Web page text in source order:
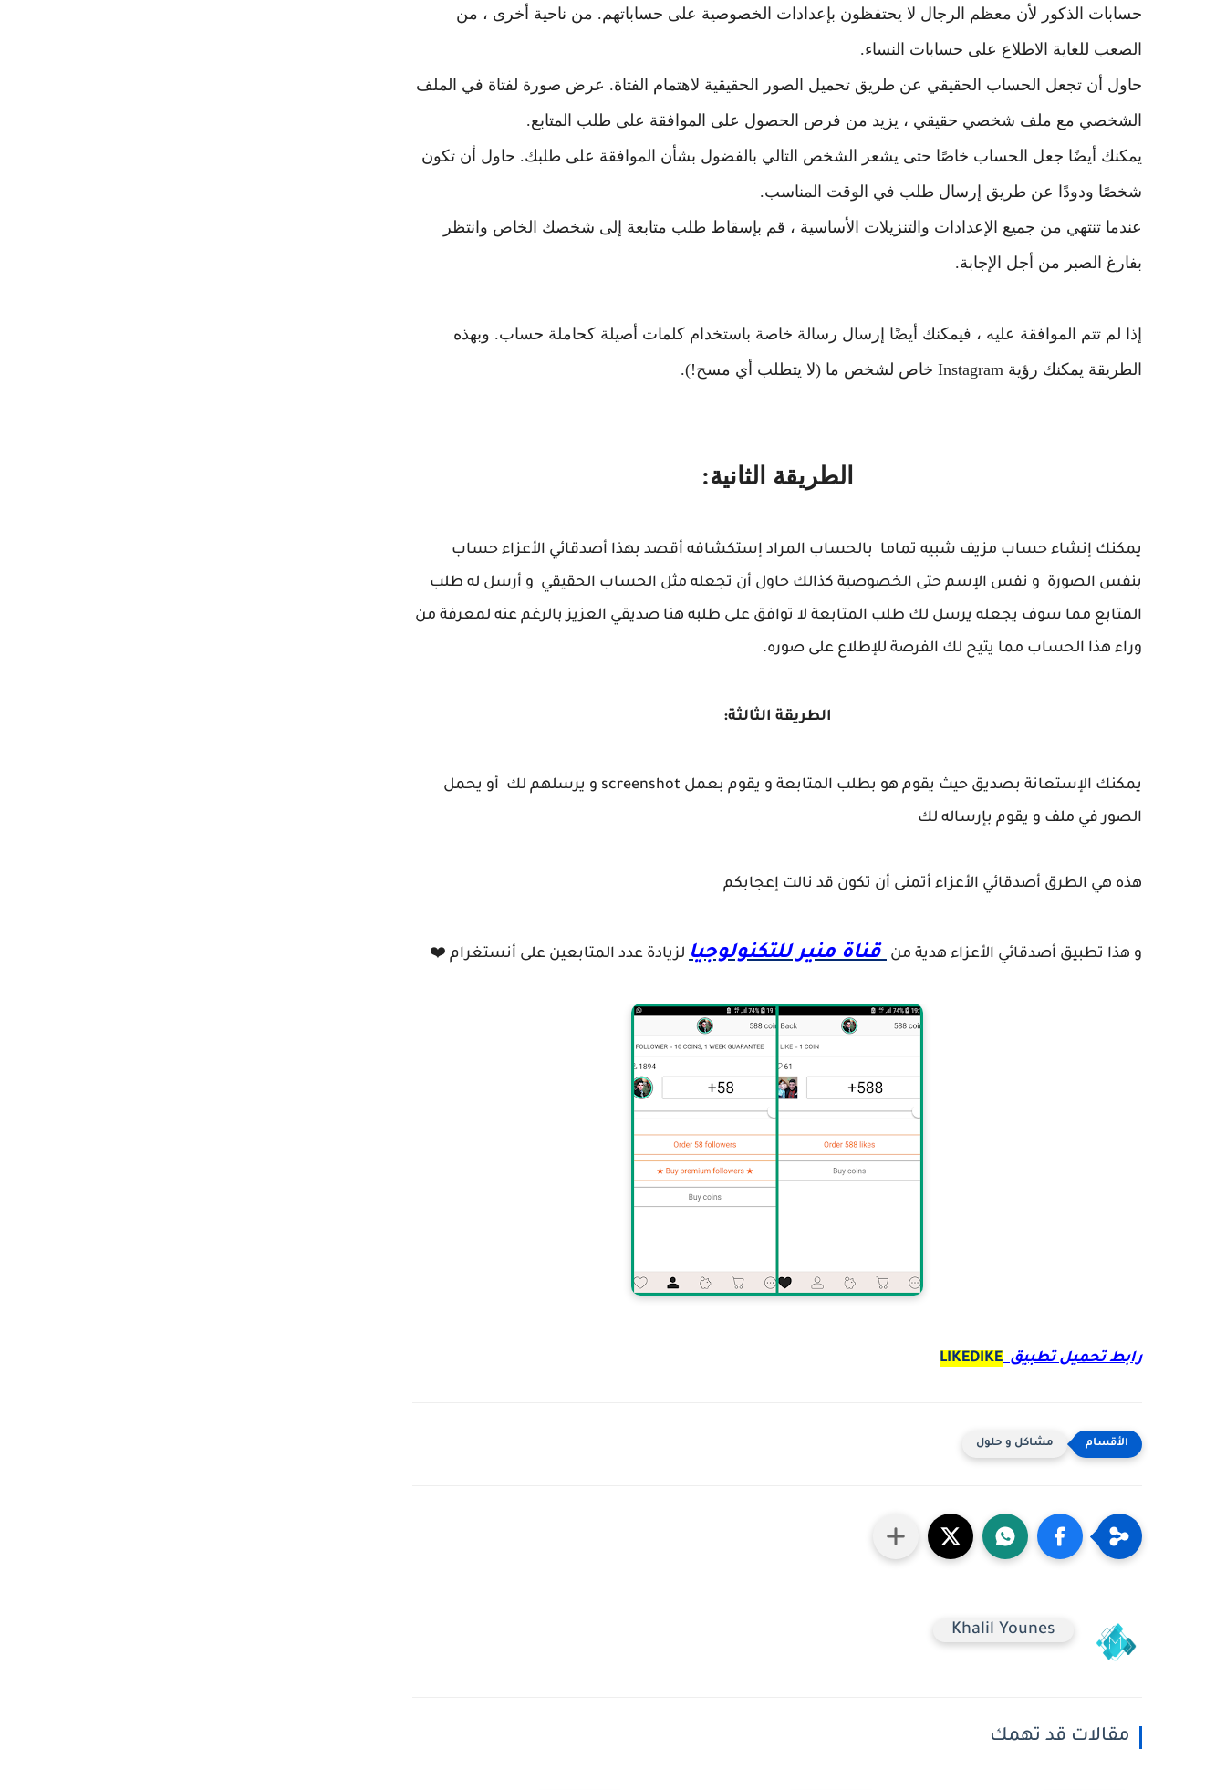
حسابات الذكور لأن معظم الرجال لا يحتفظون بإعدادات الخصوصية على حساباتهم. من ناحية أخرى ، من
الصعب للغاية الاطلاع على حسابات النساء.
حاول أن تجعل الحساب الحقيقي عن طريق تحميل الصور الحقيقية لاهتمام الفتاة. عرض صورة لفتاة في الملف
الشخصي مع ملف شخصي حقيقي ، يزيد من فرص الحصول على الموافقة على طلب المتابع.
يمكنك أيضًا جعل الحساب خاصًا حتى يشعر الشخص التالي بالفضول بشأن الموافقة على طلبك. حاول أن تكون
شخصًا ودودًا عن طريق إرسال طلب في الوقت المناسب.
عندما تنتهي من جميع الإعدادات والتنزيلات الأساسية ، قم بإسقاط طلب متابعة إلى شخصك الخاص وانتظر
بفارغ الصبر من أجل الإجابة.
إذا لم تتم الموافقة عليه ، فيمكنك أيضًا إرسال رسالة خاصة باستخدام كلمات أصيلة كحاملة حساب. وبهذه
الطريقة يمكنك رؤية Instagram خاص لشخص ما (لا يتطلب أي مسح!).
الطريقة الثانية:
يمكنك إنشاء حساب مزيف شبيه تماما بالحساب المراد إستكشافه أقصد بهذا أصدقائي الأعزاء حساب
بنفس الصورة و نفس الإسم حتى الخصوصية كذالك حاول أن تجعله مثل الحساب الحقيقي و أرسل له طلب
المتابع مما سوف يجعله يرسل لك طلب المتابعة لا توافق على طلبه هنا صديقي العزيز بالرغم عنه لمعرفة من
وراء هذا الحساب مما يتيح لك الفرصة للإطلاع على صوره.
الطريقة الثالثة:
يمكنك الإستعانة بصديق حيث يقوم هو بطلب المتابعة و يقوم بعمل screenshot و يرسلهم لك أو يحمل
الصور في ملف و يقوم بإرساله لك
هذه هي الطرق أصدقائي الأعزاء أتمنى أن تكون قد نالت إعجابكم
و هذا تطبيق أصدقائي الأعزاء هدية من قناة منير للتكنولوجيا لزيادة عدد المتابعين على أنستغرام ❤️
رابط تحميل تطبيقLIKEDIKE
مشاكل و حلول
Khalil Younes
مقالات قد تهمك